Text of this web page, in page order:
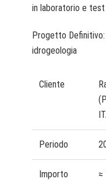
in laboratorio e
Progetto
idrogeologia
Cliente
Periodo
Importo
≈